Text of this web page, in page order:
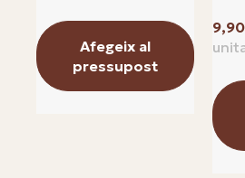
Afegeix al
pressupost